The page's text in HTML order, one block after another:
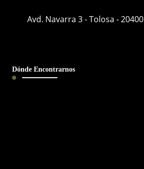
Avd. Navarra 3 - Tolosa - 20400
Dónde Encontrarnos